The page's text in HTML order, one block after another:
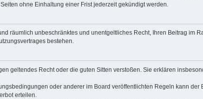
ohne Einhaltung einer Frist jederzeit gekündigt werden.
räumlich unbeschränktes und unentgeltliches Recht, Ihren Beitrag im
bestehen.
geltendes Recht oder die guten Sitten verstoßen. Sie erklären
oder anderer im Board veröffentlichten Regeln kann der
erteilen.